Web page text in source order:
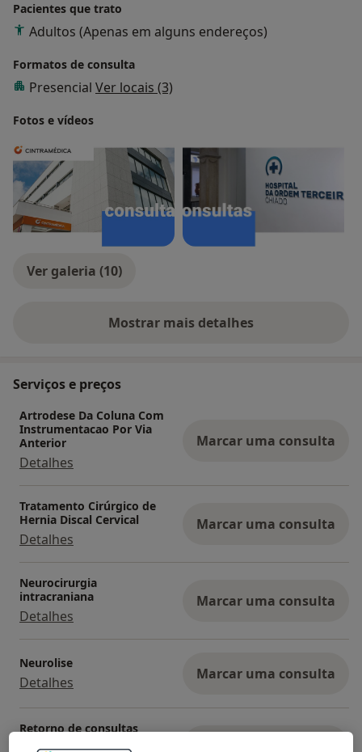
Pacientes que trato
Adultos (Apenas em alguns endereços)
Formatos de consulta
Presencial Ver locais (3)
Fotos e vídeos
Ver galeria (10)
Mostrar mais detalhes
sobre a experiência
Serviços e preços
Artrodese Da Coluna Com
Instrumentacao Por Via
Anterior
Detalhes
Marcar uma consulta
Tratamento Cirúrgico de
Hernia Discal Cervical
Detalhes
Marcar uma consulta
Neurocirurgia
intracraniana
Detalhes
Marcar uma consulta
Neurolise
Detalhes Marcar uma consulta
Retorno de consultas